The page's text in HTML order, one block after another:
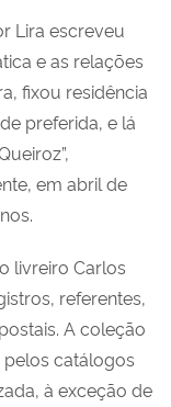
Lira escreveu
e as relações
fixou residência
preferida, e lá
em abril de
livreiro Carlos
referentes,
A coleção
pelos catálogos
à exceção de